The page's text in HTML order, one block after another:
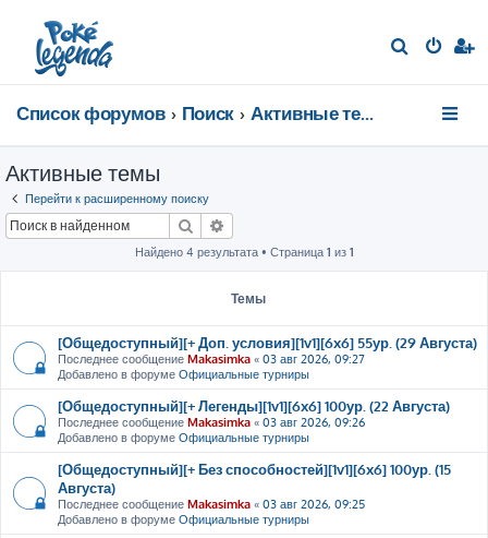
Список форумов Поиск Активные темы
Активные темы
Перейти к расширенному поиску
Поиск
Найдено 4 результата • Страница 1 из 1
Темы
[Общедоступный][+ Доп. условия][1v1][6x6] 55ур. (29 Августа)
Последнее сообщение Makasimka « 03 авг 2026, 09:27
Добавлено в форуме Официальные турниры
[Общедоступный][+ Легенды][1v1][6x6] 100ур. (22 Августа)
Последнее сообщение Makasimka « 03 авг 2026, 09:26
Добавлено в форуме Официальные турниры
[Общедоступный][+ Без способностей][1v1][6x6] 100ур. (15
Августа)
Последнее сообщение Makasimka « 03 авг 2026, 09:25
Добавлено в форуме Официальные турниры